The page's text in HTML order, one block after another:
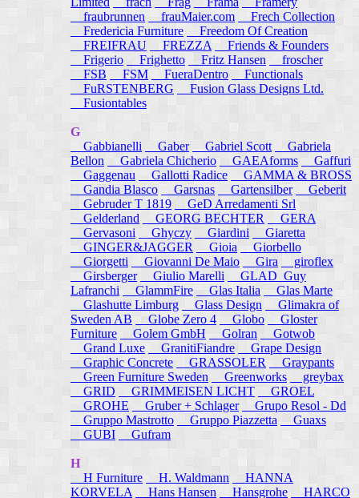
fraubrunnen
frauMaier.com
Frech Collection
Fredericia Furniture
Freedom Of Creation
FREIFRAU
FREZZA
Friends & Founders
Frigerio
Frighetto Fritz Hansen
froscher
FSB
FSM FueraDentro
Functionals
FuRSTENBERG
Fusion Glass Designs Ltd.
Fusiontables
G
Gabbianelli
Gaber Gabriel Scott
Gabriela
Bellon
Gabriela Chicherio GAEAforms
Gaffuri
Gaggenau
Gallotti Radice
GAMMA & BROSS
Gandia Blasco
Garsnas Gartensilber
Geberit
Gebruder T 1819
GeD Arredamenti Srl
Gelderland
GEORG BECHTER
GERA
Gervasoni
Ghyczy Giardini
Giaretta
GINGER&JAGGER
Gioia
Giorbello
Giorgetti
Giovanni De Maio Gira
giroflex
Girsberger
Giulio Marelli
GLAD_Guy
Lafranchi
GlammFire Glas Italia
Glas Marte
Glashutte Limburg
Glass Design
Glimakra of
Sweden AB
Globe Zero 4 Globo
Gloster
Furniture
Golem GmbH Golran
Gotwob
Grand Luxe
GranitiFiandre
Grape Design
Graphic Concrete
GRASSOLER
Graypants
Green Furniture Sweden
Greenworks
greybax
GRID
GRIMMEISEN LICHT
GROEL
GROHE
Gruber + Schlager
Grupo Resol - Dd
Gruppo Mastrotto
Gruppo Piazzetta
Guaxs
GUBI
Gufram
H
H Furniture
H. Waldmann
HANNA
KORVELA
Hans Hansen Hansgrohe HARCO